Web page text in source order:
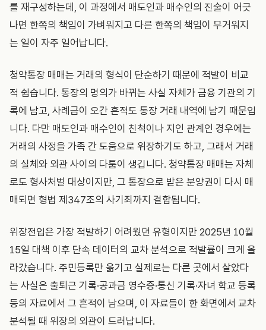
를 재구성하는데, 이 과정에서 매도인과 매수인의 진술이 어긋
나면 한쪽의 책임이 가벼워지고 다른 한쪽의 책임이 무거워지
는 일이 자주 일어납니다.
청약통장 매매는 거래의 형식이 단순하기 때문에 적발이 비교
적 쉽습니다. 통장의 명의가 바뀌는 사실 자체가 금융 기관의 기
록에 남고, 사례금이 오간 흔적도 통장 거래 내역에 남기 때문입
니다. 다만 매도인과 매수인이 친척이나 지인 관계인 경우에는
거래의 사정을 가족 간 도움으로 위장하기도 하고, 그래서 거래
의 실체와 외관 사이의 다툼이 생깁니다. 청약통장 매매는 자체
로도 형사처벌 대상이지만, 그 통장으로 받은 분양권이 다시 매
매되면 형법 제347조의 사기죄까지 결합됩니다.
위장전입은 가장 적발하기 어려웠던 유형이지만 2025년 10월
15일 대책 이후 단속 데이터의 교차 분석으로 적발률이 크게 올
라갔습니다. 주민등록만 옮기고 실제로는 다른 곳에서 살았다
는 사실은 출퇴근 기록·공과금 영수증·통신 기록·자녀 학교 등록
등의 자료에서 그 흔적이 남으며, 이 자료들이 한 화면에서 교차
분석될 때 위장의 외관이 드러납니다.